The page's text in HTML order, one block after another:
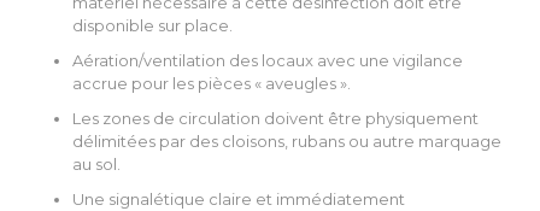
disponible sur place.
Aération/ventilation des locaux avec une vigilance
accrue pour les pièces « aveugles ».
Les zones de circulation doivent être physiquement
délimitées par des cloisons, rubans ou autre marquage
au sol.
Une signalétique claire et immédiatement